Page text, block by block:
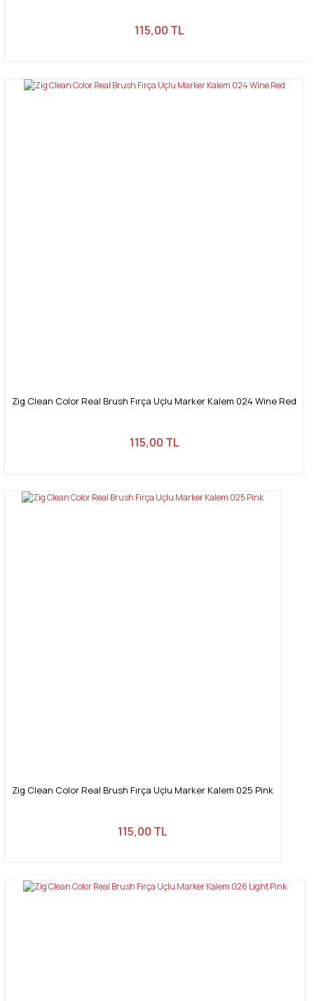
115,00 TL
Zig Clean Color Real Brush Fırça Uçlu Marker Kalem 024 Wine Red
115,00 TL
Zig Clean Color Real Brush Fırça Uçlu Marker Kalem 025 Pink
115,00 TL